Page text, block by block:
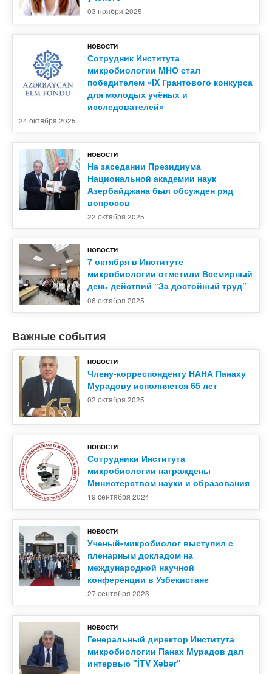
03 ноября 2025
НОВОСТИ
Сотрудник Института
микробиологии МНО стал
победителем «IX Грантового конкурса
для молодых учёных и
исследователей»
24 октября 2025
НОВОСТИ
На заседании Президиума
Национальной академии наук
Азербайджана был обсужден ряд
вопросов
22 октября 2025
НОВОСТИ
7 октября в Институте
микробиологии отметили Всемирный
день действий “За достойный труд”
06 октября 2025
Важные события
НОВОСТИ
Члену-корреспонденту НАНА Панаху
Мурадову исполняется 65 лет
02 октября 2025
НОВОСТИ
Сотрудники Института
микробиологии награждены
Министерством науки и образования
19 сентября 2024
НОВОСТИ
Ученый-микробиолог выступил с
пленарным докладом на
международной научной
конференции в Узбекистане
27 сентября 2023
НОВОСТИ
Генеральный директор Института
микробиологии Панах Мурадов дал
интервью "İTV Xəbər"